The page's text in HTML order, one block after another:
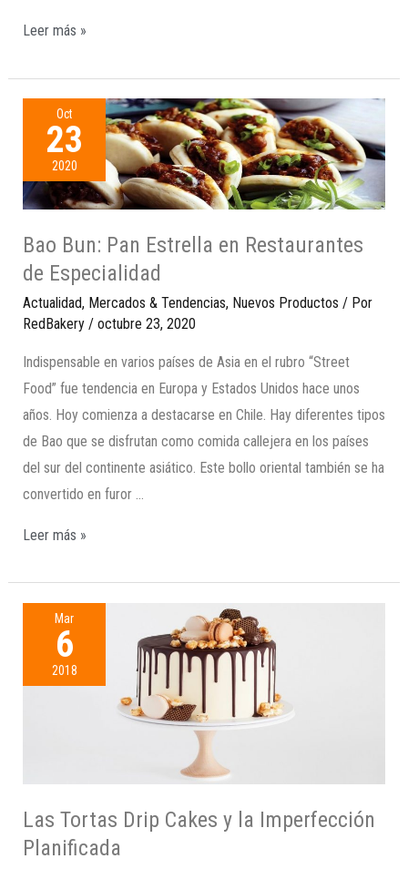
Leer más »
Oct
23
2020
Bao Bun: Pan Estrella en Restaurantes
de Especialidad
Actualidad, Mercados & Tendencias, Nuevos Productos / Por
RedBakery / octubre 23, 2020
Indispensable en varios países de Asia en el rubro “Street
Food” fue tendencia en Europa y Estados Unidos hace unos
años. Hoy comienza a destacarse en Chile. Hay diferentes tipos
de Bao que se disfrutan como comida callejera en los países
del sur del continente asiático. Este bollo oriental también se ha
convertido en furor …
Leer más »
Mar
6
2018
Las Tortas Drip Cakes y la Imperfección
Planificada